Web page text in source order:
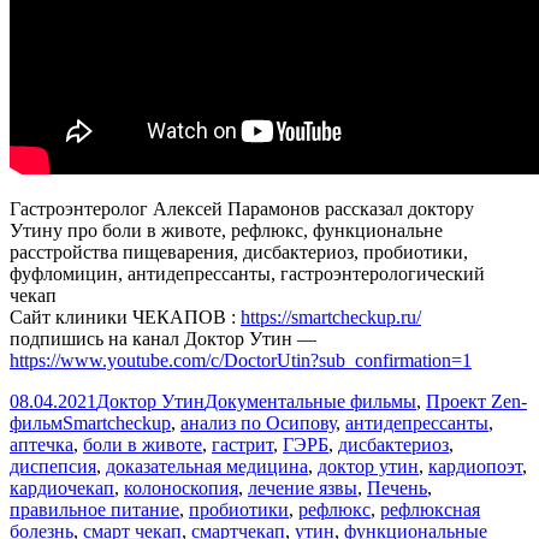
Гастроэнтеролог Алексей Парамонов рассказал доктору
Утину про боли в животе, рефлюкс, функциональне
расстройства пищеварения, дисбактериоз, пробиотики,
фуфломицин, антидепрессанты, гастроэнтерологический
чекап
Сайт клиники ЧЕКАПОВ : https://smartcheckup.ru/
подпишись на канал Доктор Утин —
https://www.youtube.com/c/DoctorUtin?sub_confirmation=1
Опубликовано
08.04.2021 Автор
Доктор УтинРубрики
Документальные фильмы, Проект Zen-
фильмМетки
Smartcheckup, анализ по Осипову, антидепрессанты,
аптечка, боли в животе, гастрит, ГЭРБ, дисбактериоз,
диспепсия, доказательная медицина, доктор утин, кардиопоэт,
кардиочекап, колоноскопия, лечение язвы, Печень,
правильное питание, пробиотики, рефлюкс, рефлюксная
болезнь, смарт чекап, смартчекап, утин, функциональные